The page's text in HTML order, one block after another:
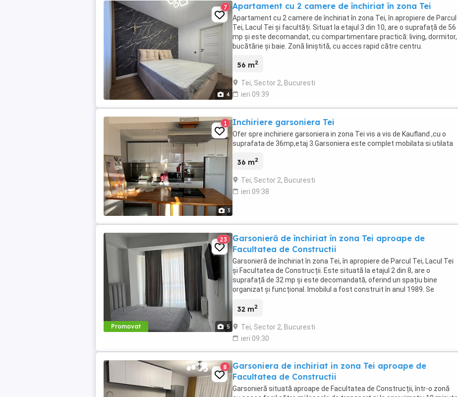
4
7 Apartament cu 2 camere de închiriat în zona Tei
Apartament cu 2 camere de închiriat în zona Tei, în apropiere de Parcul
Tei, Lacul Tei și facultăți. Situat la etajul 3 din 10, are o suprafață de 56
mp și este decomandat, cu compartimentare practică: living, dormitor,
bucătărie și baie. Zonă liniștită, cu acces rapid către centru.
56 m2
Tei, Sector 2, Bucuresti
ieri 09:39
3
1 Inchiriere garsoniera Tei
Ofer spre inchiriere garsoniera in zona Tei vis a vis de Kaufland ,cu o
suprafata de 36mp,etaj 3.Garsoniera este complet mobilata si utilata
36 m2
Tei, Sector 2, Bucuresti
ieri 09:38
Promovat 5
23
Garsonieră de închiriat în zona Tei aproape de
Facultatea de Constructii
Garsonieră de închiriat în zona Tei, în apropiere de Parcul Tei, Lacul Tei
și Facultatea de Construcții. Este situată la etajul 2 din 8, are o
suprafață de 32 mp și este decomandată, oferind un spațiu bine
organizat și funcțional. Imobilul a fost construit în anul 1989. Se
32 m2
Tei, Sector 2, Bucuresti
ieri 09:30
8
Garsoniera de inchiriat in zona Tei aproape de
Facultatea de Constructii
Garsonieră situată aproape de Facultatea de Construcții, într-o zonă